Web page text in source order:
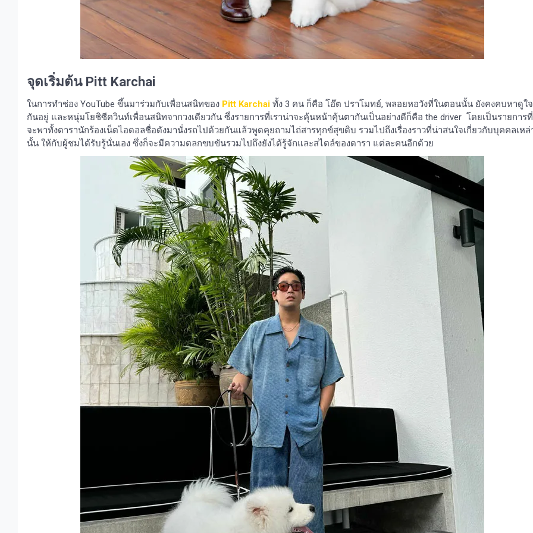
จุดเริ่มต้น Pitt Karchai
ในการทำช่อง YouTube ขึ้นมาร่วมกับเพื่อนสนิทของ Pitt Karchai ทั้ง 3 คน ก็คือ โอ๊ต ปราโมทย์, พลอยหอวังที่ในตอนนั้น ยังคงคบหาดูใจ
กันอยู่ และหนุ่มโยชิซีควินท์เพื่อนสนิทจากวงเดียวกัน ซึ่งรายการที่เราน่าจะคุ้นหน้าคุ้นตากันเป็นอย่างดีก็คือ the driver โดยเป็นรายการที่
จะพาทั้งดารานักร้องเน็ตไอดอลชื่อดังมานั่งรถไปด้วยกันแล้วพูดคุยถามไถ่สารทุกข์สุขดิบ รวมไปถึงเรื่องราวที่น่าสนใจเกี่ยวกับบุคคลเหล่
นั้น ให้กับผู้ชมได้รับรู้นั่นเอง ซึ่งก็จะมีความตลกขบขันรวมไปถึงยังได้รู้จักและสไตล์ของดารา แต่ละคนอีกด้วย